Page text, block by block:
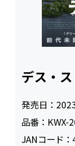
デス・
発売日：
品番： KWX-
JANコード：